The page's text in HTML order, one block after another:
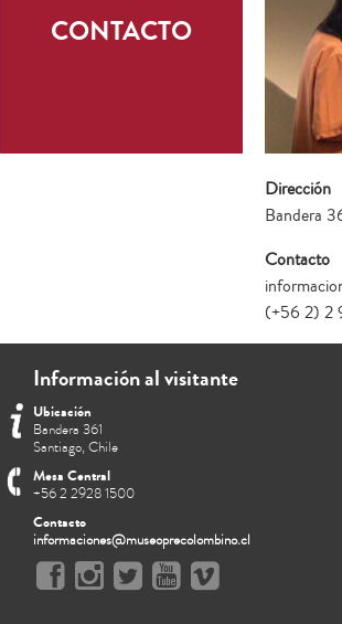
CONTACTO
Dirección
Bandera
Contacto
(+56 2) 2
Información al visitante
Ubicación
Bandera 361
Santiago, Chile
Mesa Central
+56 2 2928 1500
Contacto
informaciones@museoprecolombino.cl